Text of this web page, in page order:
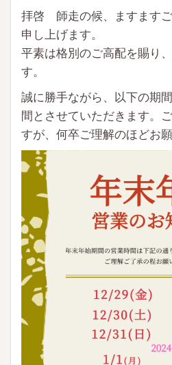
拝啓 師走の候、ますます
申し上げます。
平素は格別のご高配を賜り
す。
誠に勝手ながら、以下の期
間とさせていただきます。
すが、何卒ご理解のほどお